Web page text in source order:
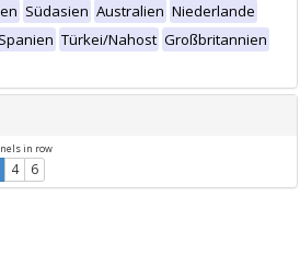
Südasien Australien Niederlande
Spanien Türkei/Nahost Großbritannien
in row
4 6